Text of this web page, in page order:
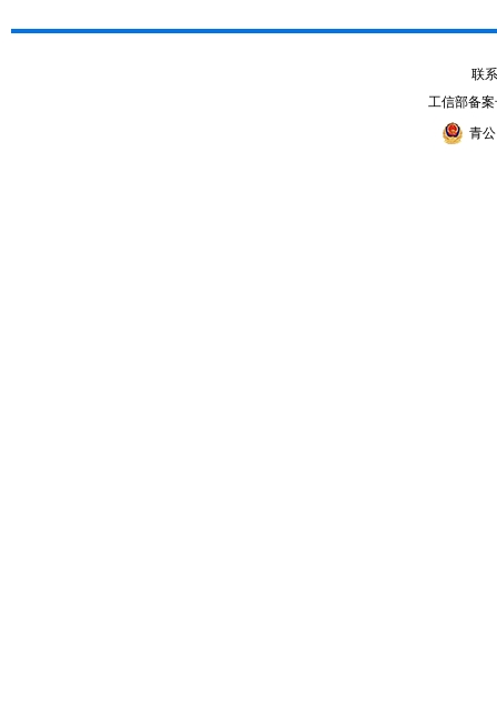
联
工信部备
青公